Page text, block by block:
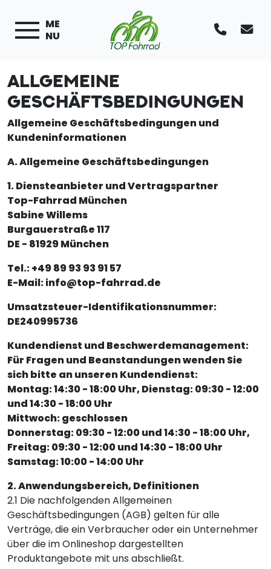
ME
NU
ALLGEMEINE
GESCHÄFTSBEDINGUNGEN
Allgemeine Geschäftsbedingungen und
Kundeninformationen
A. Allgemeine Geschäftsbedingungen
1. Diensteanbieter und Vertragspartner
Top-Fahrrad München
Sabine Willems
Burgauerstraße 117
DE - 81929 München
Tel.: +49 89 93 93 91 57
E-Mail: info@top-fahrrad.de
Umsatzsteuer-Identifikationsnummer:
DE240995736
Kundendienst und Beschwerdemanagement:
Für Fragen und Beanstandungen wenden Sie
sich bitte an unseren Kundendienst:
Montag: 14:30 - 18:00 Uhr, Dienstag: 09:30 - 12:00
und 14:30 - 18:00 Uhr
Mittwoch: geschlossen
Donnerstag: 09:30 - 12:00 und 14:30 - 18:00 Uhr,
Freitag: 09:30 - 12:00 und 14:30 - 18:00 Uhr
Samstag: 10:00 - 14:00 Uhr
2. Anwendungsbereich, Definitionen
2.1 Die nachfolgenden Allgemeinen
Geschäftsbedingungen (AGB) gelten für alle
Verträge, die ein Verbraucher oder ein Unternehmer
über die im Onlineshop dargestellten
Produktangebote mit uns abschließt.